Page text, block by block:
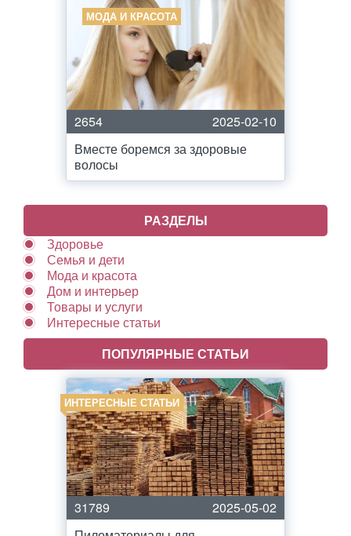
МОДА И КРАСОТА
2654
2025-02-10
Вместе боремся за здоровые
волосы
РАЗДЕЛЫ
Здоровье
Семья и дети
Мода и красота
Дом и интерьер
Товары и услуги
Интересные статьи
ПОПУЛЯРНЫЕ СТАТЬИ
ИНТЕРЕСНЫЕ СТАТЬИ
31789
2025-05-02